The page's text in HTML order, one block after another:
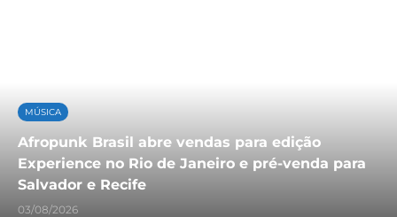
MÚSICA
Afropunk Brasil abre vendas para edição
Experience no Rio de Janeiro e pré-venda para
Salvador e Recife
03/08/2026